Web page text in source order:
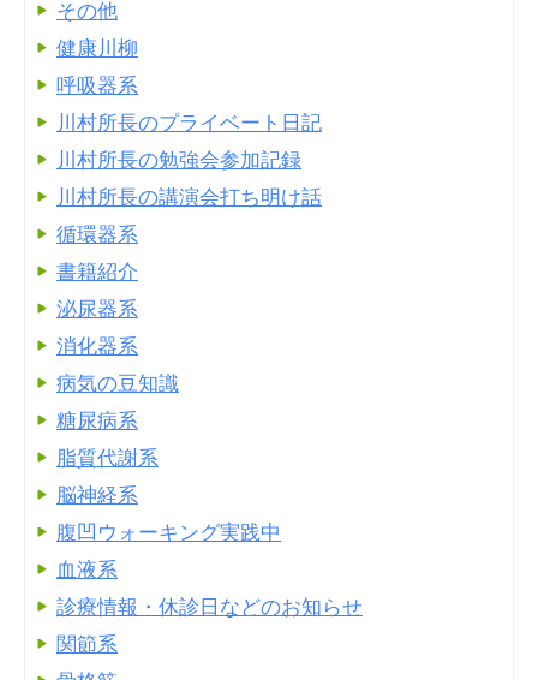
その他
健康川柳
呼吸器系
川村所長のプライベート日記
川村所長の勉強会参加記録
川村所長の講演会打ち明け話
循環器系
書籍紹介
泌尿器系
消化器系
病気の豆知識
糖尿病系
脂質代謝系
脳神経系
腹凹ウォーキング実践中
血液系
診療情報・休診日などのお知らせ
関節系